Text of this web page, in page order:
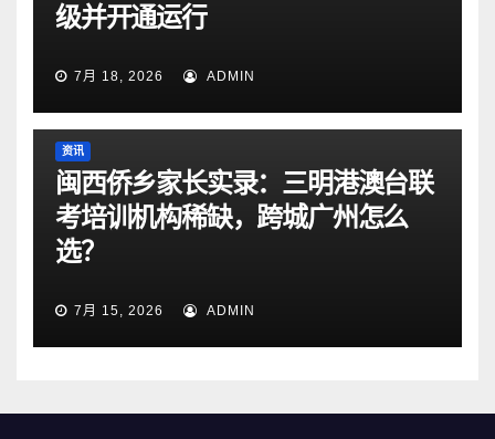
级并开通运行
7月 18, 2026 ADMIN
资讯
闽西侨乡家长实录：三明港澳台联
考培训机构稀缺，跨城广州怎么
选？
7月 15, 2026 ADMIN